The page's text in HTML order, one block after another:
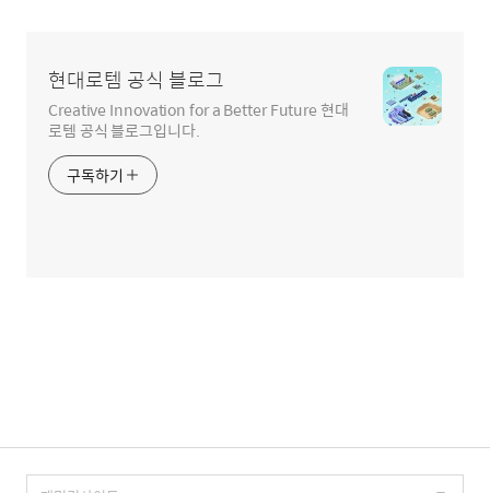
현대로템 공식 블로그
Creative Innovation for a Better Future 현대
로템 공식 블로그입니다.
구독하기